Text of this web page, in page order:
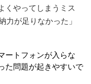
くやってしまうミス
が足りなかった」
ートフォンが入らな
た問題が起きやすいで